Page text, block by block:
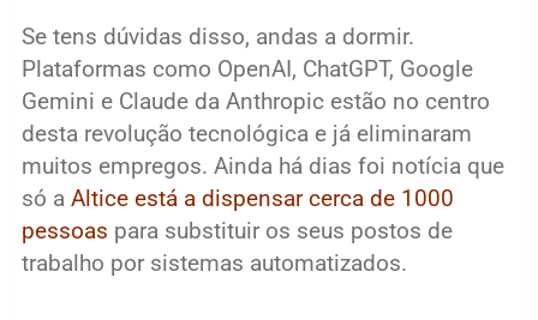
Se tens dúvidas disso, andas a dormir.
Plataformas como OpenAI, ChatGPT, Google
Gemini e Claude da Anthropic estão no centro
desta revolução tecnológica e já eliminaram
muitos empregos. Ainda há dias foi notícia que
só a Altice está a dispensar cerca de 1000
pessoas para substituir os seus postos de
trabalho por sistemas automatizados.